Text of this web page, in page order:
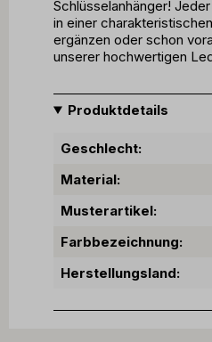
Schlüsselanhänger!
in einer
ergänzen oder schon
unserer hochwertigen
Produktdetails
Geschlecht:
Material:
Musterartikel:
Farbbezeichnung:
Herstellungsland: